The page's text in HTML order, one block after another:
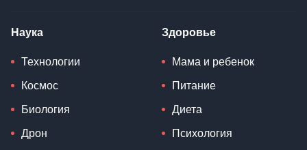
Наука
Технологии
Космос
Биология
Дрон
Здоровье
Мама и ребенок
Питание
Диета
Психология